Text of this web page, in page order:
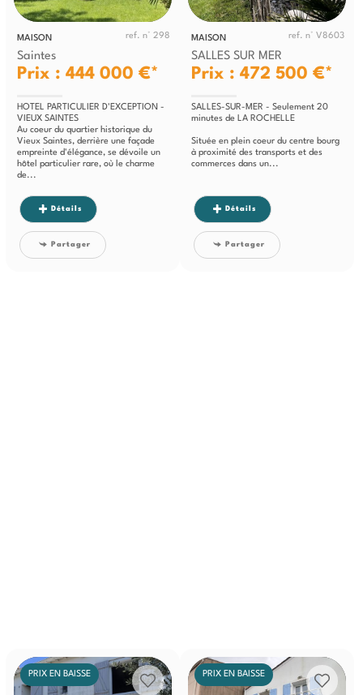
MAISON ref. n° 298
Saintes
Prix : 444 000 €*
HOTEL PARTICULIER D'EXCEPTION -
VIEUX SAINTES
Au coeur du quartier historique du
Vieux Saintes, derrière une façade
empreinte d'élégance, se dévoile un
hôtel particulier rare, où le charme
de...
Détails
Partager
MAISON ref. n° V8603
SALLES SUR MER
Prix : 472 500 €*
SALLES-SUR-MER - Seulement 20
minutes de LA ROCHELLE
Située en plein coeur du centre bourg
à proximité des transports et des
commerces dans un...
Détails
Partager
PRIX EN BAISSE PRIX EN BAISSE